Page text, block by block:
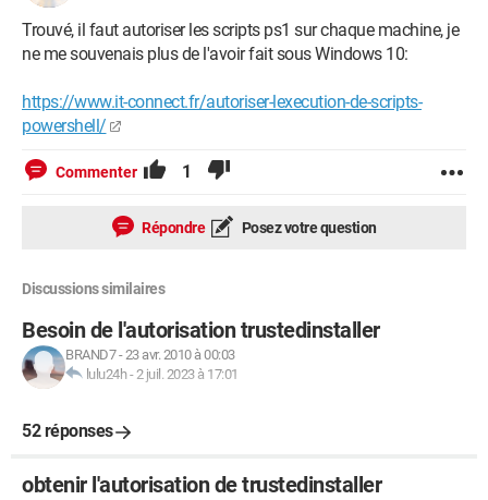
Trouvé, il faut autoriser les scripts ps1 sur chaque machine, je
ne me souvenais plus de l'avoir fait sous Windows 10:
https://www.it-connect.fr/autoriser-lexecution-de-scripts-
powershell/
Commenter 1
Répondre Posez votre question
Discussions similaires
Besoin de l'autorisation trustedinstaller
BRAND7-23 avr. 2010 à 00:03
lulu24h-2 juil. 2023 à 17:01
52 réponses
obtenir l'autorisation de trustedinstaller